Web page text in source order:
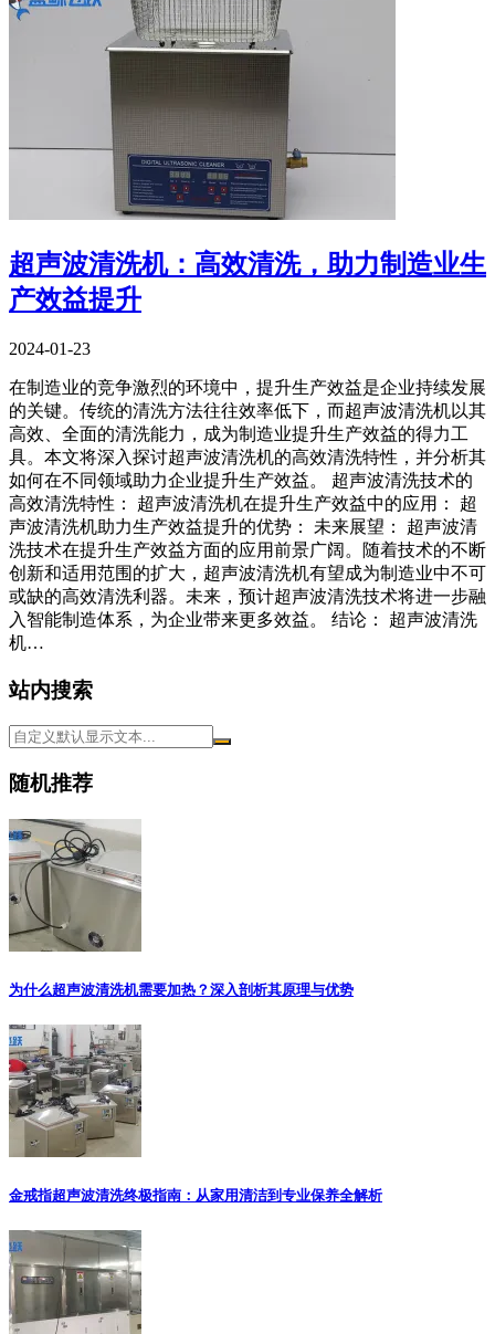
超声波清洗机：高效清洗，助力制造业生
产效益提升
2024-01-23
在制造业的竞争激烈的环境中，提升生产效益是企业持续发展
的关键。传统的清洗方法往往效率低下，而超声波清洗机以其
高效、全面的清洗能力，成为制造业提升生产效益的得力工
具。本文将深入探讨超声波清洗机的高效清洗特性，并分析其
如何在不同领域助力企业提升生产效益。 超声波清洗技术的
高效清洗特性： 超声波清洗机在提升生产效益中的应用： 超
声波清洗机助力生产效益提升的优势： 未来展望： 超声波清
洗技术在提升生产效益方面的应用前景广阔。随着技术的不断
创新和适用范围的扩大，超声波清洗机有望成为制造业中不可
或缺的高效清洗利器。未来，预计超声波清洗技术将进一步融
入智能制造体系，为企业带来更多效益。 结论： 超声波清洗
机…
站内搜索
随机推荐
为什么超声波清洗机需要加热？深入剖析其原理与优势
金戒指超声波清洗终极指南：从家用清洁到专业保养全解析